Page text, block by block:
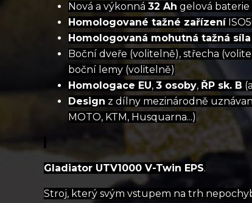
Nová a výkonná 32 Ah gelová
Homologované tažné zařízení
Homologovaná mohutná tažná
Boční dveře (volitelně), střecha
boční lemy (volitelně)
Homologace EU, 3 osoby, ŘP sk. B
Design z dílny mezinárodně
MOTO, KTM, Husquarna...)
Gladiator UTV1000 V-Twin EPS.
Stroj, který svým vstupem na trh